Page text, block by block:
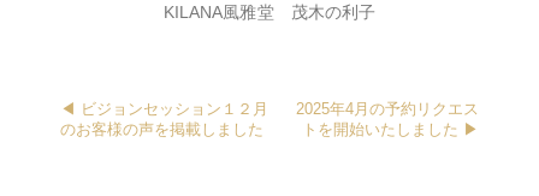
KILANA風雅堂 茂木の利子
◀︎ ビジョンセッション１２月
のお客様の声を掲載しました
2025年4月の予約リクエス
トを開始いたしました ▶︎